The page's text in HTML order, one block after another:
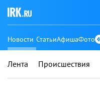
Новости СтатьиАфишаФото
Лента Происшествия